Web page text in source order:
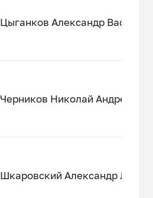
Цыганков Александр
Черников Николай Андреевич
Шкаровский Александр